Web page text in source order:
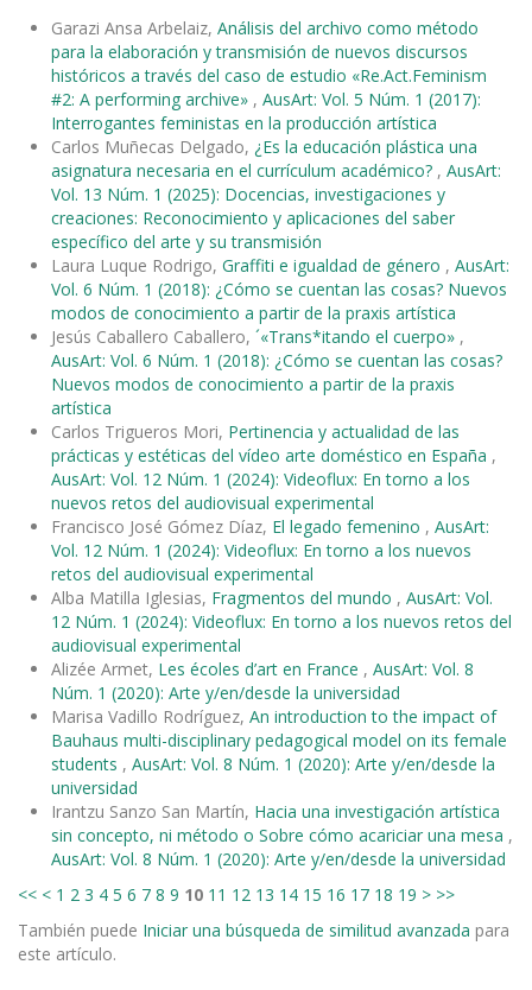
Garazi Ansa Arbelaiz, Análisis del archivo como método
para la elaboración y transmisión de nuevos discursos
históricos a través del caso de estudio «Re.Act.Feminism
#2: A performing archive» , AusArt: Vol. 5 Núm. 1 (2017):
Interrogantes feministas en la producción artística
Carlos Muñecas Delgado, ¿Es la educación plástica una
asignatura necesaria en el currículum académico? , AusArt:
Vol. 13 Núm. 1 (2025): Docencias, investigaciones y
creaciones: Reconocimiento y aplicaciones del saber
específico del arte y su transmisión
Laura Luque Rodrigo, Graffiti e igualdad de género , AusArt:
Vol. 6 Núm. 1 (2018): ¿Cómo se cuentan las cosas? Nuevos
modos de conocimiento a partir de la praxis artística
Jesús Caballero Caballero, ´«Trans*itando el cuerpo» ,
AusArt: Vol. 6 Núm. 1 (2018): ¿Cómo se cuentan las cosas?
Nuevos modos de conocimiento a partir de la praxis
artística
Carlos Trigueros Mori, Pertinencia y actualidad de las
prácticas y estéticas del vídeo arte doméstico en España ,
AusArt: Vol. 12 Núm. 1 (2024): Videoflux: En torno a los
nuevos retos del audiovisual experimental
Francisco José Gómez Díaz, El legado femenino , AusArt:
Vol. 12 Núm. 1 (2024): Videoflux: En torno a los nuevos
retos del audiovisual experimental
Alba Matilla Iglesias, Fragmentos del mundo , AusArt: Vol.
12 Núm. 1 (2024): Videoflux: En torno a los nuevos retos del
audiovisual experimental
Alizée Armet, Les écoles d’art en France , AusArt: Vol. 8
Núm. 1 (2020): Arte y/en/desde la universidad
Marisa Vadillo Rodríguez, An introduction to the impact of
Bauhaus multi-disciplinary pedagogical model on its female
students , AusArt: Vol. 8 Núm. 1 (2020): Arte y/en/desde la
universidad
Irantzu Sanzo San Martín, Hacia una investigación artística
sin concepto, ni método o Sobre cómo acariciar una mesa ,
AusArt: Vol. 8 Núm. 1 (2020): Arte y/en/desde la universidad
<< < 1 2 3 4 5 6 7 8 9 10 11 12 13 14 15 16 17 18 19 > >>
También puede Iniciar una búsqueda de similitud avanzada para
este artículo.